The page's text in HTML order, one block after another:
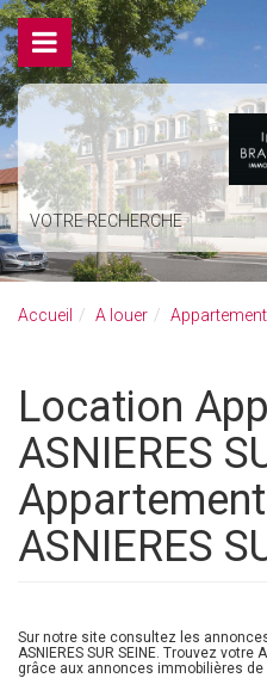
VOTRE RECHERCHE
Accueil A louer Appartement
Location Appartement
ASNIERES
ASNIERES
Sur notre site consultez les
ASNIERES SUR SEINE. Trouvez votre
grâce aux annonces immobilières de